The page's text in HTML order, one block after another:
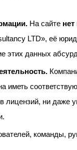
На сайте
LTD», её
этих данных
иметь
лицензий, ни даже
команды,